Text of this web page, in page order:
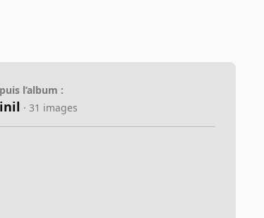
l’album :
· 31 images